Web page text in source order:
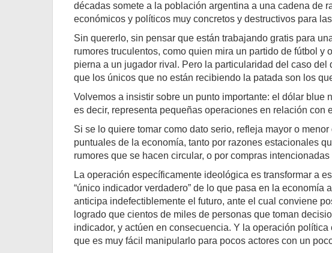
décadas somete a la población argentina a una cadena de
económicos y políticos muy concretos y destructivos para
Sin quererlo, sin pensar que están trabajando gratis para
rumores truculentos, como quien mira un partido de fútbol y
pierna a un jugador rival. Pero la particularidad del caso
que los únicos que no están recibiendo la patada son los
Volvemos a insistir sobre un punto importante: el dólar blue
es decir, representa pequeñas operaciones en relación con
Si se lo quiere tomar como dato serio, refleja mayor o
puntuales de la economía, tanto por razones estacionales
rumores que se hacen circular, o por compras
La operación específicamente ideológica es transformar a
“único indicador verdadero” de lo que pasa en la economía
anticipa indefectiblemente el futuro, ante el cual conviene
logrado que cientos de miles de personas que toman
indicador, y actúen en consecuencia. Y la operación
que es muy fácil manipularlo para pocos actores con un